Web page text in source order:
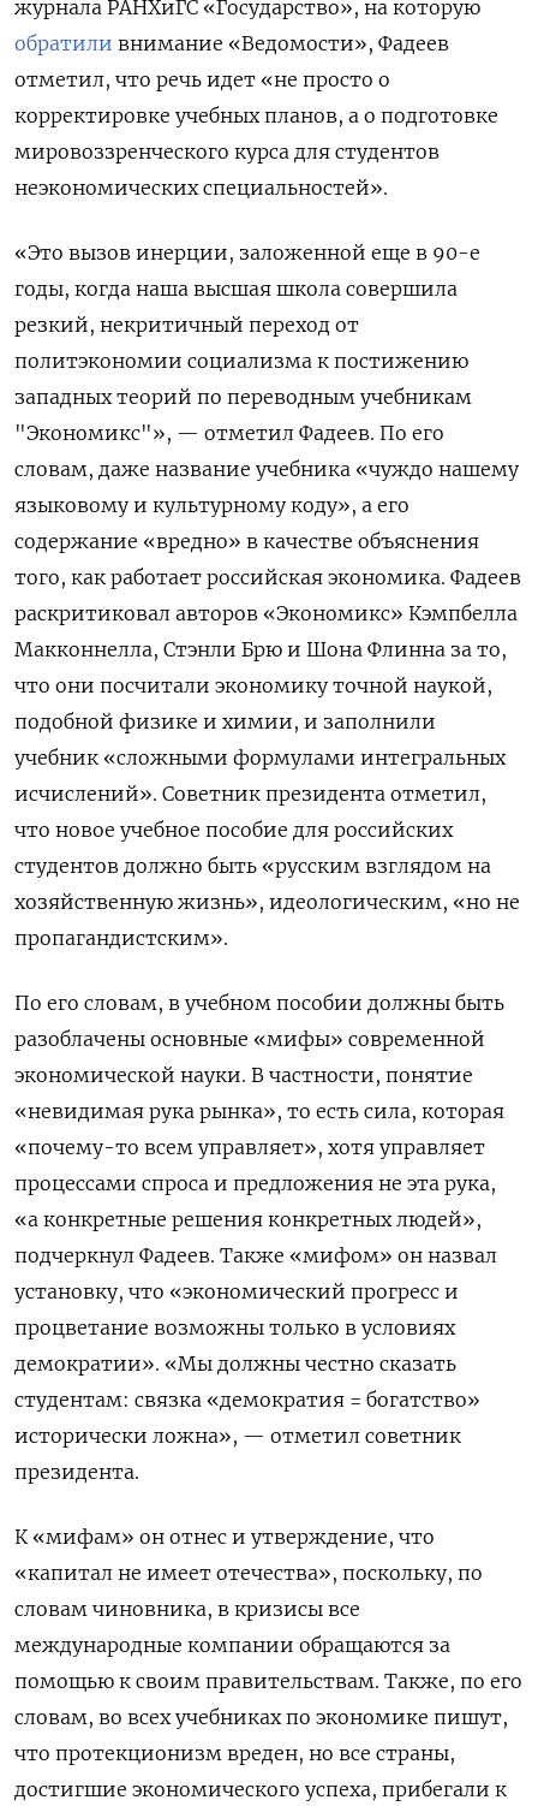
журнала РАНХиГС «Государство», на которую
обратили внимание «Ведомости», Фадеев
отметил, что речь идет «не просто о
корректировке учебных планов, а о подготовке
мировоззренческого курса для студентов
неэкономических специальностей».
«Это вызов инерции, заложенной еще в 90-е
годы, когда наша высшая школа совершила
резкий, некритичный переход от
политэкономии социализма к постижению
западных теорий по переводным учебникам
"Экономикс"», — отметил Фадеев. По его
словам, даже название учебника «чуждо нашему
языковому и культурному коду», а его
содержание «вредно» в качестве объяснения
того, как работает российская экономика. Фадеев
раскритиковал авторов «Экономикс» Кэмпбелла
Макконнелла, Стэнли Брю и Шона Флинна за то,
что они посчитали экономику точной наукой,
подобной физике и химии, и заполнили
учебник «сложными формулами интегральных
исчислений». Советник президента отметил,
что новое учебное пособие для российских
студентов должно быть «русским взглядом на
хозяйственную жизнь», идеологическим, «но не
пропагандистским».
По его словам, в учебном пособии должны быть
разоблачены основные «мифы» современной
экономической науки. В частности, понятие
«невидимая рука рынка», то есть сила, которая
«почему-то всем управляет», хотя управляет
процессами спроса и предложения не эта рука,
«а конкретные решения конкретных людей»,
подчеркнул Фадеев. Также «мифом» он назвал
установку, что «экономический прогресс и
процветание возможны только в условиях
демократии». «Мы должны честно сказать
студентам: связка «демократия = богатство»
исторически ложна», — отметил советник
президента.
К «мифам» он отнес и утверждение, что
«капитал не имеет отечества», поскольку, по
словам чиновника, в кризисы все
международные компании обращаются за
помощью к своим правительствам. Также, по его
словам, во всех учебниках по экономике пишут,
что протекционизм вреден, но все страны,
достигшие экономического успеха, прибегали к